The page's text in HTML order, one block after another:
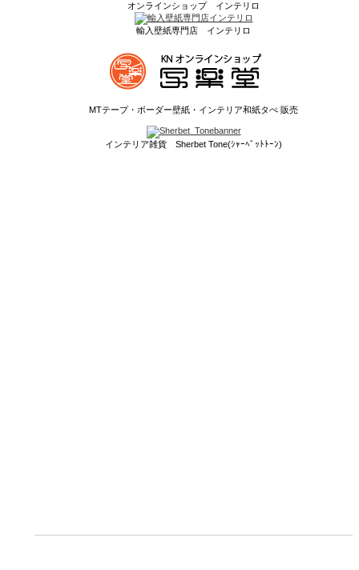
オンラインショップ インテリロ
輸入壁紙専門店 インテリロ
MTテープ・ボーダー壁紙・インテリア和紙タぺ 販売
インテリア雑貨 Sherbet Tone(ｼｬｰﾍﾞｯﾄﾄｰﾝ)